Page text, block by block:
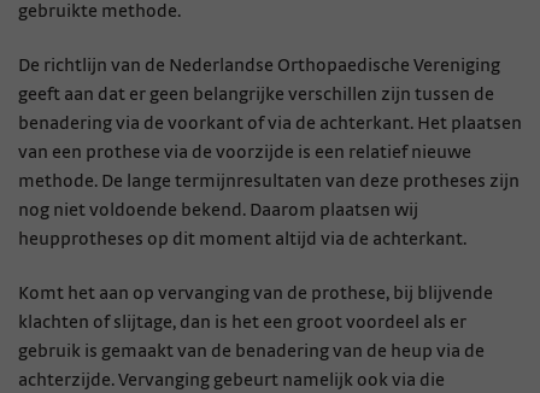
gebruikte methode.
De richtlijn van de Nederlandse Orthopaedische Vereniging
geeft aan dat er geen belangrijke verschillen zijn tussen de
benadering via de voorkant of via de achterkant. Het plaatsen
van een prothese via de voorzijde is een relatief nieuwe
methode. De lange termijnresultaten van deze protheses zijn
nog niet voldoende bekend. Daarom plaatsen wij
heupprotheses op dit moment altijd via de achterkant.
Komt het aan op vervanging van de prothese, bij blijvende
klachten of slijtage, dan is het een groot voordeel als er
gebruik is gemaakt van de benadering van de heup via de
achterzijde. Vervanging gebeurt namelijk ook via die